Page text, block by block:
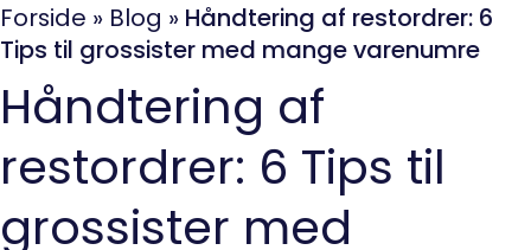
Forside » Blog » Håndtering af restordrer: 6
Tips til grossister med mange varenumre
Håndtering af
restordrer: 6 Tips til
grossister med